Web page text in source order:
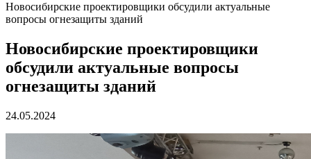
Новосибирские проектировщики обсудили актуальные
вопросы огнезащиты зданий
Новосибирские проектировщики
обсудили актуальные вопросы
огнезащиты зданий
24.05.2024